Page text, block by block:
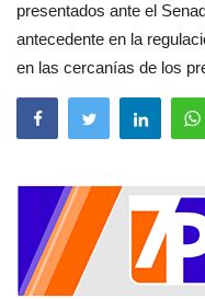
presentados ante el
antecedente en la
en las cercanías de los